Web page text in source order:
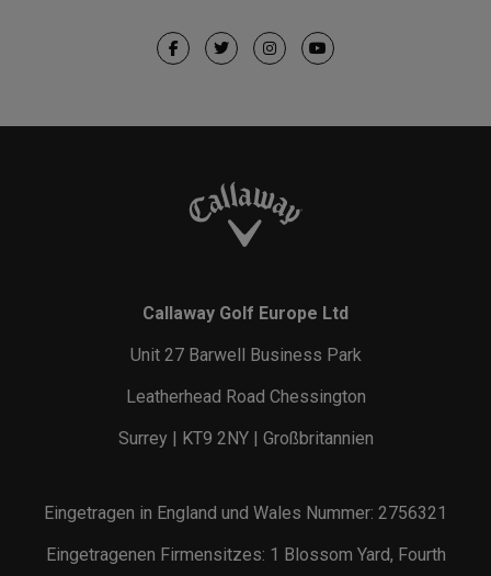
Callaway Golf Europe Ltd
Unit 27 Barwell Business Park
Leatherhead Road Chessington
Surrey | KT9 2NY | Großbritannien
Eingetragen in England und Wales Nummer: 2756321
Eingetragenen Firmensitzes: 1 Blossom Yard, Fourth